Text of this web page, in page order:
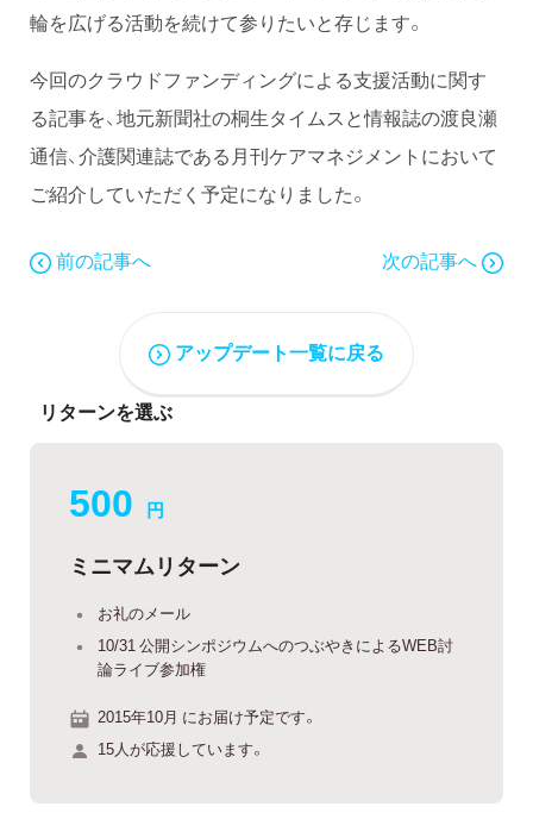
輪を広げる活動を続けて参りたいと存じます。
今回のクラウドファンディングによる支援活動に関す
る記事を、地元新聞社の桐生タイムスと情報誌の渡良瀬
通信、介護関連誌である月刊ケアマネジメントにおいて
ご紹介していただく予定になりました。
前の記事へ 次の記事へ
アップデート一覧に戻る
リターンを選ぶ
500 円
ミニマムリターン
お礼のメール
10/31 公開シンポジウムへのつぶやきによるWEB討
論ライブ参加権
2015年10月 にお届け予定です。
15人が応援しています。